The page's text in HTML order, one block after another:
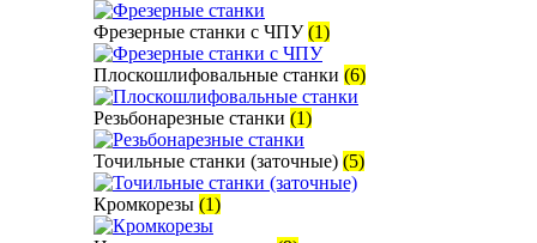
Фрезерные станки с ЧПУ(1)
Плоскошлифовальные станки (6)
Резьбонарезные станки (1)
Точильные станки (заточные) (5)
Кромкорезы (1)